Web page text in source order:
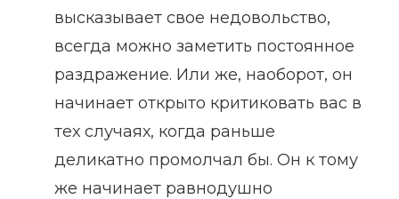
высказывает свое недовольство,
всегда можно заметить постоянное
раздражение. Или же, наоборот, он
начинает открыто критиковать вас в
тех случаях, когда раньше
деликатно промолчал бы. Он к тому
же начинает равнодушно